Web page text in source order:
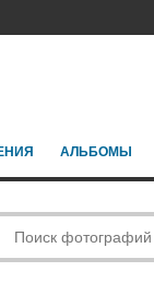
АЛЬБОМЫ